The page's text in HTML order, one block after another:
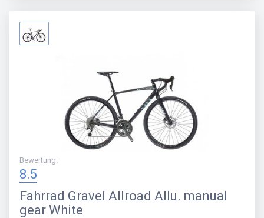
Bewertung:
8.5
Fahrrad Gravel Allroad Allu. manual
gear White